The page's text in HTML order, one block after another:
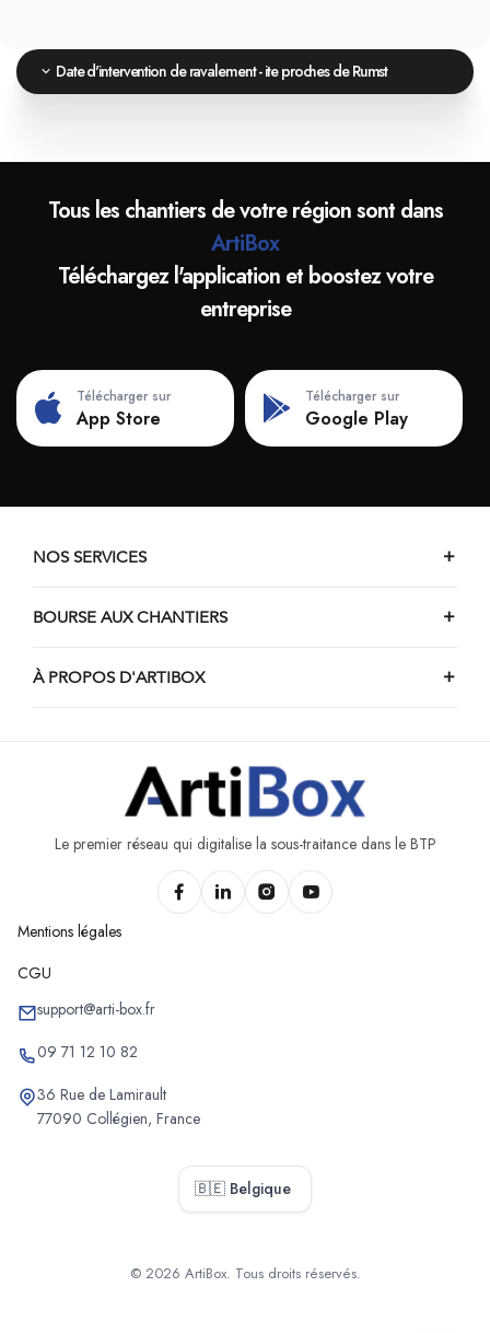
Date d'intervention de ravalement - ite proches de Rumst
Tous les chantiers de votre région sont dans
ArtiBox
Téléchargez l'application et boostez votre
entreprise
Télécharger sur
App Store
Télécharger sur
Google Play
NOS SERVICES
BOURSE AUX CHANTIERS
À PROPOS D'ARTIBOX
Le premier réseau qui digitalise la sous-traitance dans le BTP
Mentions légales
CGU
support@arti-box.fr
09 71 12 10 82
36 Rue de Lamirault
77090 Collégien, France
🇧🇪 Belgique
© 2026 ArtiBox. Tous droits réservés.